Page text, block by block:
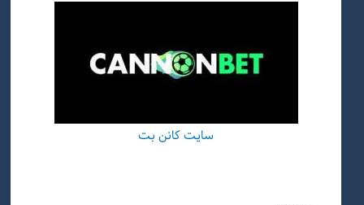
سایت کانن بت